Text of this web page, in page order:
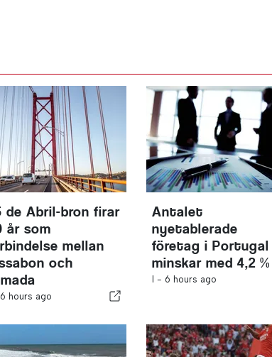
de Abril-bron firar
år som
mellan
och
6 hours ago
Antalet
nyetablerade
företag i Portugal
minskar med 4,2 %
I - 6 hours ago